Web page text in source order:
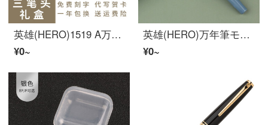
英雄(HERO)1519 A万年笔ビジネス男女学生入学専用官事务书法美工签名宝珠笔カスタマイズロゴ无料青万年笔0.5 mm+宝珠笔0.5 mm+美工曲げ头0.万年筆0.5 mm+宝珠筆0.5 mm+美工ベンド0.8 m
¥0~
英雄(HERO)万年筆モランディ色学生イリジウム金万年筆日常書練字オフィスインクペン9386蘭色
¥0~